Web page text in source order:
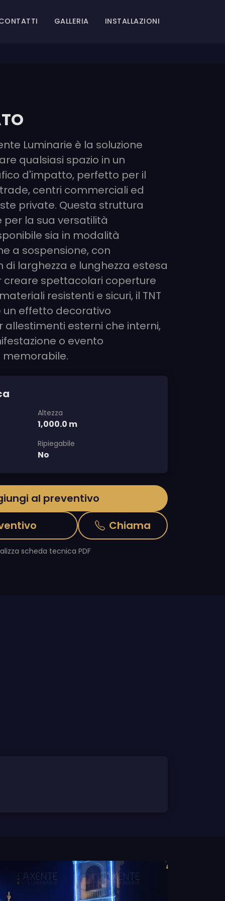
GALLERIA INSTALLAZIONI
Luminarie è la soluzione
qualsiasi spazio in un
d'impatto, perfetto per il
centri commerciali ed
private. Questa struttura
per la sua versatilità
sia in modalità
a sospensione, con
di larghezza e lunghezza estesa
creare spettacolari coperture
resistenti e sicuri, il TNT
effetto decorativo
esterni che interni,
o evento
memorabile.
Altezza
1,000.0 m
Ripiegabile
No
al preventivo
Chiama
scheda tecnica PDF